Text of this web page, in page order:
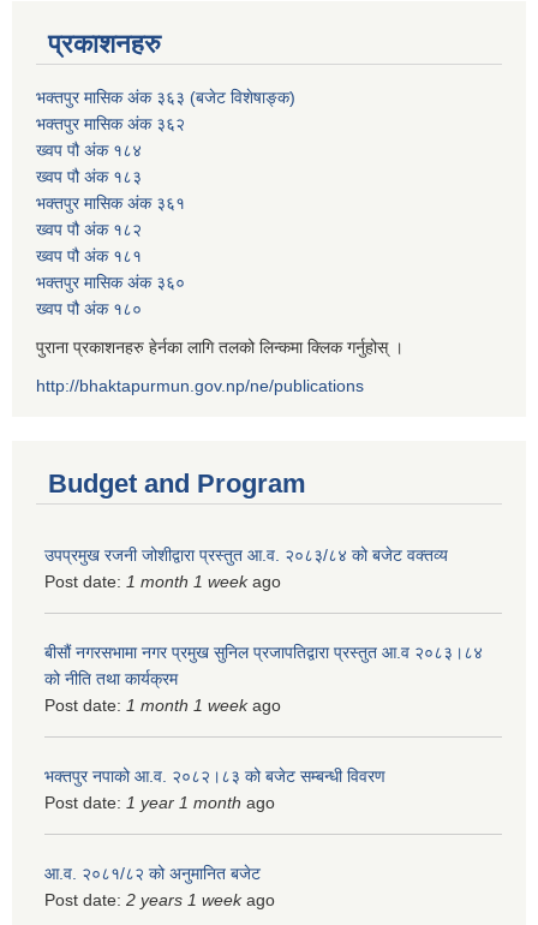
प्रकाशनहरु
भक्तपुर मासिक अंक ३६३ (बजेट विशेषाङ्क)
भक्तपुर मासिक अंक ३६२
ख्वप पौ अंक १८४
ख्वप पौ अंक १८३
भक्तपुर मासिक अंक ३६१
ख्वप पौ अंक १८२
ख्वप पौ अंक १८१
भक्तपुर मासिक अंक ३६०
ख्वप पौ अंक १८०
पुराना प्रकाशनहरु हेर्नका लागि तलको लिन्कमा क्लिक गर्नुहोस् ।
http://bhaktapurmun.gov.np/ne/publications
Budget and Program
उपप्रमुख रजनी जोशीद्वारा प्रस्तुत आ.व. २०८३/८४ को बजेट वक्तव्य
Post date: 1 month 1 weekago
बीसौं नगरसभामा नगर प्रमुख सुनिल प्रजापतिद्वारा प्रस्तुत आ.व‍ २०८३।८४
को नीति तथा कार्यक्रम
Post date: 1 month 1 weekago
भक्तपुर नपाको आ.व. २०८२।८३ को बजेट सम्बन्धी विवरण
Post date: 1 year 1 month ago
आ.व. २०८१/८२ को अनुमानित बजेट
Post date: 2 years 1 weekago